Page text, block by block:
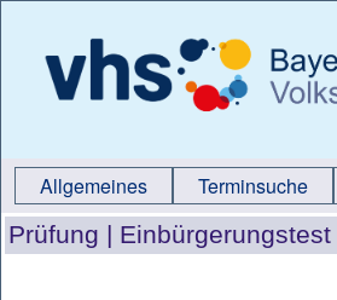
Allgemeines Terminsuche
Prüfung |